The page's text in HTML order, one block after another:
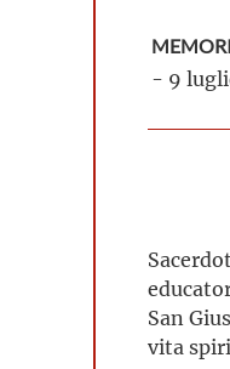
- 9
San
vita